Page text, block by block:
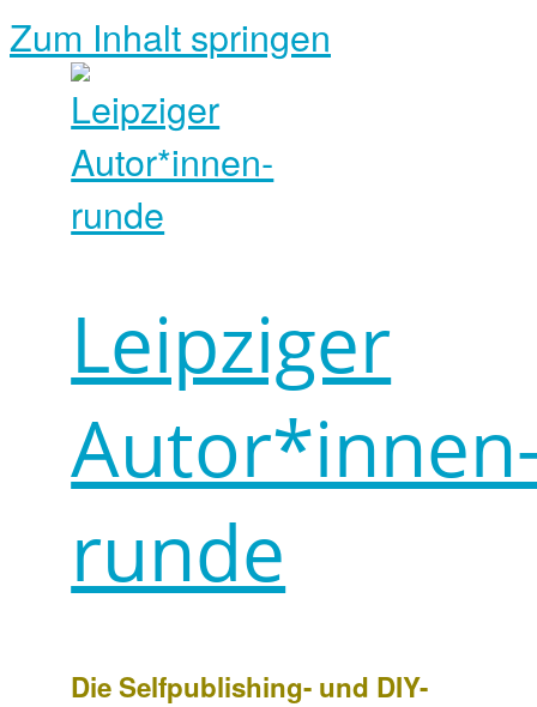
Zum Inhalt springen
Leipziger
runde
Die Selfpublishing- und DIY-